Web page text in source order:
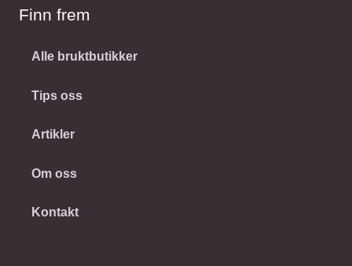
Finn frem
Alle bruktbutikker
Tips oss
Artikler
Om oss
Kontakt